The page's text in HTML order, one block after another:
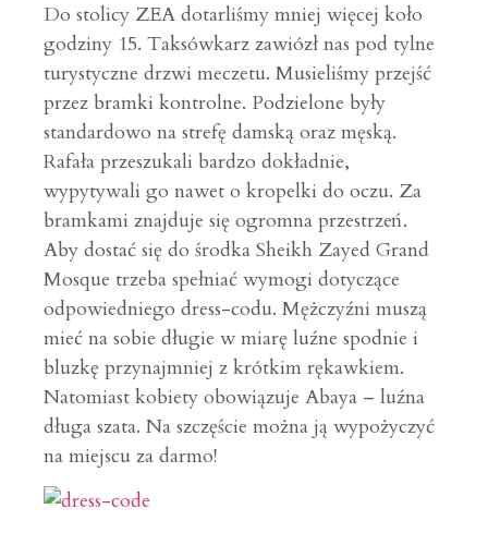
Do stolicy ZEA dotarliśmy mniej więcej koło
godziny 15. Taksówkarz zawiózł nas pod tylne
turystyczne drzwi meczetu. Musieliśmy przejść
przez bramki kontrolne. Podzielone były
standardowo na strefę damską oraz męską.
Rafała przeszukali bardzo dokładnie,
wypytywali go nawet o kropelki do oczu. Za
bramkami znajduje się ogromna przestrzeń.
Aby dostać się do środka Sheikh Zayed Grand
Mosque trzeba spełniać wymogi dotyczące
odpowiedniego dress-codu. Mężczyźni muszą
mieć na sobie długie w miarę luźne spodnie i
bluzkę przynajmniej z krótkim rękawkiem.
Natomiast kobiety obowiązuje Abaya – luźna
długa szata. Na szczęście można ją wypożyczyć
na miejscu za darmo!